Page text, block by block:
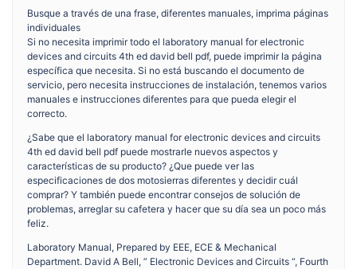
Busque a través de una frase, diferentes manuales, imprima páginas
individuales
Si no necesita imprimir todo el laboratory manual for electronic
devices and circuits 4th ed david bell pdf, puede imprimir la página
específica que necesita. Si no está buscando el documento de
servicio, pero necesita instrucciones de instalación, tenemos varios
manuales e instrucciones diferentes para que pueda elegir el
correcto.
¿Sabe que el laboratory manual for electronic devices and circuits
4th ed david bell pdf puede mostrarle nuevos aspectos y
características de su producto? ¿Que puede ver las
especificaciones de dos motosierras diferentes y decidir cuál
comprar? Y también puede encontrar consejos de solución de
problemas, arreglar su cafetera y hacer que su día sea un poco más
feliz.
Laboratory Manual, Prepared by EEE, ECE & Mechanical
Department. David A Bell, ” Electronic Devices and Circuits “, Fourth